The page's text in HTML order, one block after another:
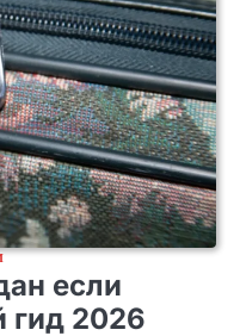
если
гид 2026